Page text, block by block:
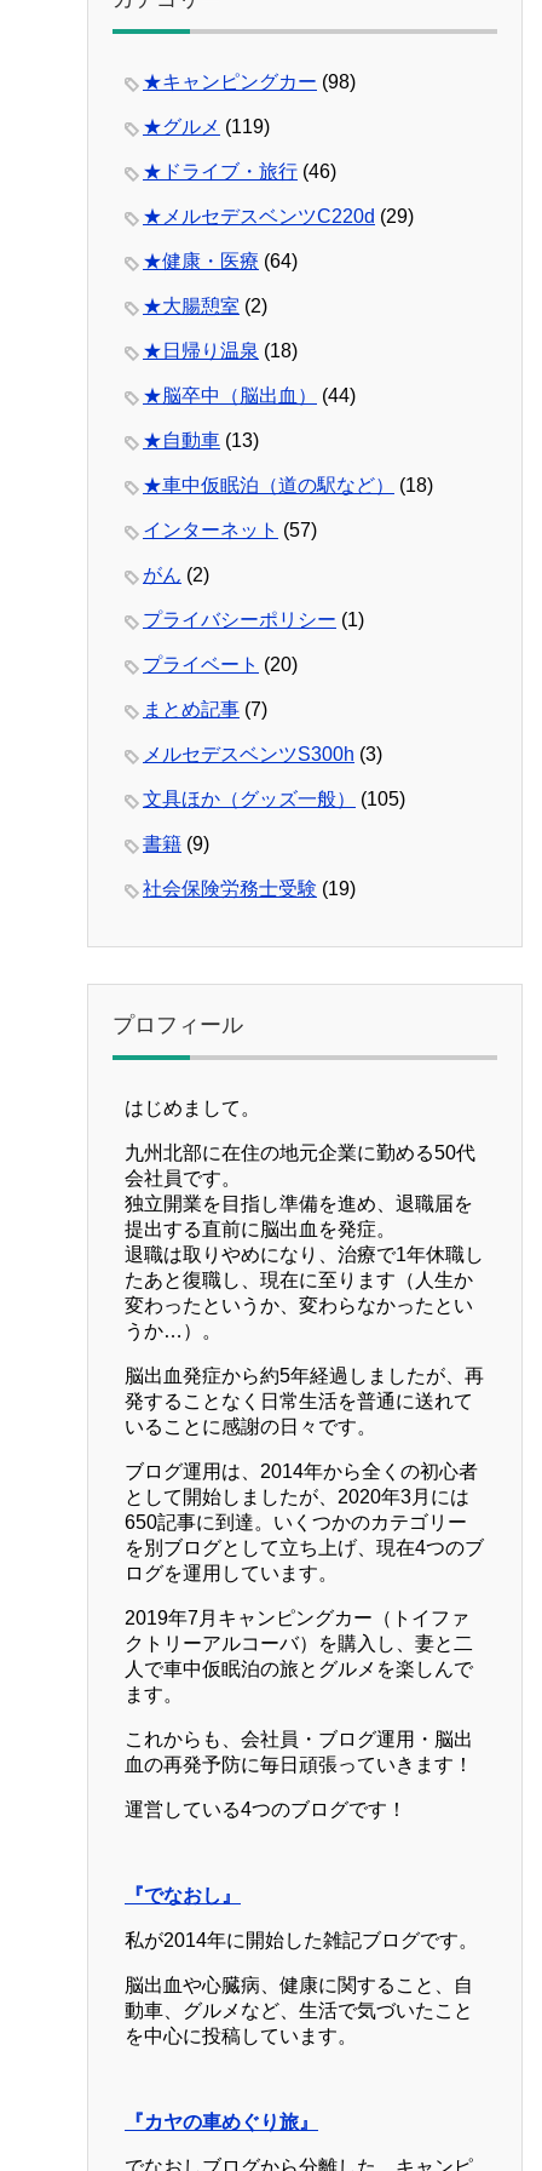
★キャンピングカー (98)
★グルメ (119)
★ドライブ・旅行 (46)
★メルセデスベンツC220d (29)
★健康・医療 (64)
★大腸憩室 (2)
★日帰り温泉 (18)
★脳卒中（脳出血） (44)
★自動車 (13)
★車中仮眠泊（道の駅など） (18)
インターネット (57)
がん (2)
プライバシーポリシー (1)
プライベート (20)
まとめ記事 (7)
メルセデスベンツS300h (3)
文具ほか（グッズ一般） (105)
書籍 (9)
社会保険労務士受験 (19)
プロフィール
はじめまして。
九州北部に在住の地元企業に勤める50代
会社員です。
独立開業を目指し準備を進め、退職届を
提出する直前に脳出血を発症。
退職は取りやめになり、治療で1年休職し
たあと復職し、現在に至ります（人生か
変わったというか、変わらなかったとい
うか…）。
脳出血発症から約5年経過しましたが、再
発することなく日常生活を普通に送れて
いることに感謝の日々です。
ブログ運用は、2014年から全くの初心者
として開始しましたが、2020年3月には
650記事に到達。いくつかのカテゴリー
を別ブログとして立ち上げ、現在4つのブ
ログを運用しています。
2019年7月キャンピングカー（トイファ
クトリーアルコーバ）を購入し、妻と二
人で車中仮眠泊の旅とグルメを楽しんで
ます。
これからも、会社員・ブログ運用・脳出
血の再発予防に毎日頑張っていきます！
運営している4つのブログです！
『でなおし』
私が2014年に開始した雑記ブログです。
脳出血や心臓病、健康に関すること、自
動車、グルメなど、生活で気づいたこと
を中心に投稿しています。
『カヤの車めぐり旅』
でなおしブログから分離した、キャンピ